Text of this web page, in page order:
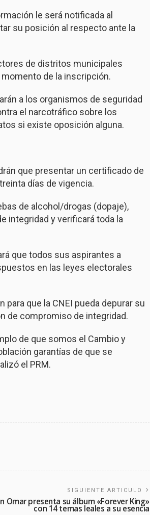
le será notificada al
su posición al respecto ante la
de distritos municipales
de la inscripción.
a los organismos de seguridad
el narcotráfico sobre los
si existe oposición alguna.
que presentar un certificado de
días de vigencia.
de alcohol/drogas (dopaje),
integridad y verificará toda la
que todos sus aspirantes a
en las leyes electorales
que la CNEI pueda depurar su
de compromiso de integridad.
de que somos el Cambio y
garantías de que se
el PRM.
SIGUIENTE ARTICULO
Omar presenta su álbum «Forever King»
con 14 temas leales a su esencia